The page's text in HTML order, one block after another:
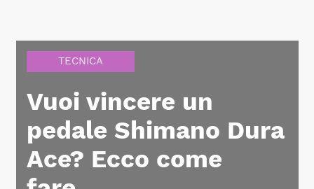
TECNICA
Vuoi vincere un
pedale Shimano Dura
Ace? Ecco come